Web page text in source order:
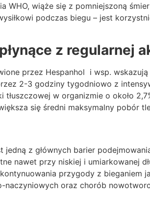
WHO, wiąże się z pomniejszoną
podczas biegu – jest
z regularnej
przez Hespanhol i wsp.
2-3 godziny tygodniowo z
tłuszczowej w organizmie o około
się średni maksymalny pobór
jedną z głównych barier
nawet przy niskiej i umiarkowanej
przygody z bieganiem
naczyniowych oraz chorób